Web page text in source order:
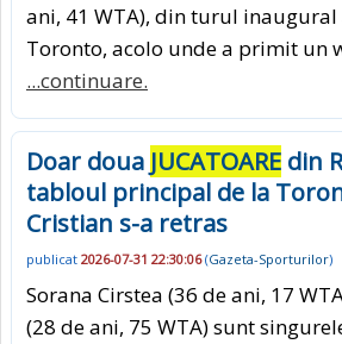
ani, 41 WTA), din turul
Toronto, acolo unde a primit un
...continuare.
Doar doua JUCATOARE din
tabloul principal de la
Cristian s-a retras
publicat 2026-07-31 22:30:06(Gazeta-Sporturilor)
Sorana Cirstea (36 de ani, 17
(28 de ani, 75 WTA) sunt